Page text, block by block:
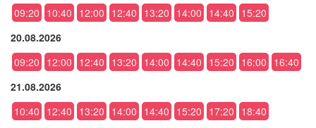
09:20 10:40 12:00 12:40 13:20 14:00 14:40 15:20
20.08.2026
09:20 12:00 12:40 13:20 14:00 14:40 15:20 16:00 16:40
21.08.2026
10:40 12:40 13:20 14:00 14:40 15:20 17:20 18:40